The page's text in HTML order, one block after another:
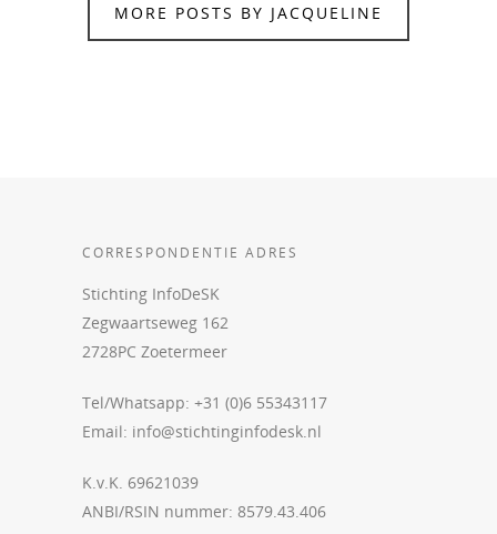
MORE POSTS BY JACQUELINE
CORRESPONDENTIE ADRES
Stichting InfoDeSK
Zegwaartseweg 162
2728PC Zoetermeer
Tel/Whatsapp: +31 (0)6 55343117
Email: info@stichtinginfodesk.nl
K.v.K. 69621039
ANBI/RSIN nummer: 8579.43.406